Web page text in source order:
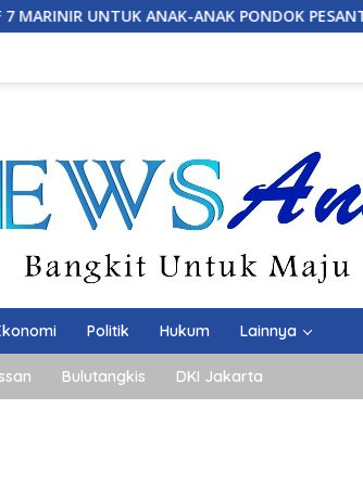
PESANTREN NURUL HUDA *14
Politik Hukum Lainnya
Bulutangkis DKI Jakarta